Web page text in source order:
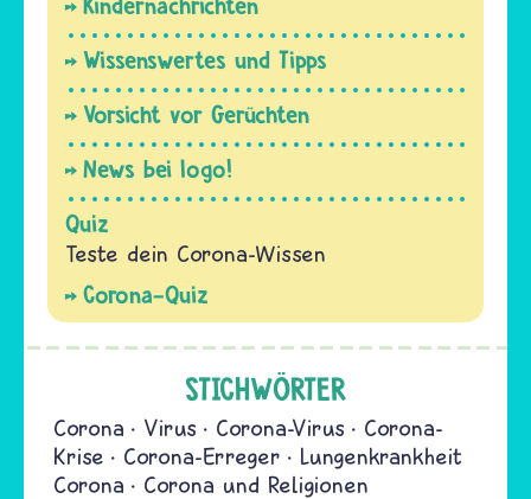
Wissenswertes und Tipps
Vorsicht vor Gerüchten
News bei logo!
Quiz
Teste dein Corona-Wissen
Corona-Quiz
STICHWÖRTER
Corona Virus Corona-Virus
Corona-
Krise
Corona-Erreger
Lungenkrankheit
Corona
Corona und Religionen